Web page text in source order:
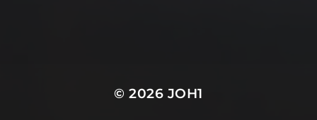
© 2026 JOH1